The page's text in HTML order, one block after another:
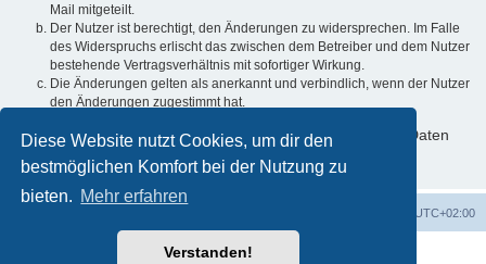
Diese Website nutzt Cookies, um dir den
bestmöglichen Komfort bei der Nutzung zu
bieten. Mehr erfahren
Verstanden!
Mail mitgeteilt.
Der Nutzer ist berechtigt, den Änderungen zu widersprechen. Im Falle
des Widerspruchs erlischt das zwischen dem Betreiber und dem Nutzer
bestehende Vertragsverhältnis mit sofortiger Wirkung.
Die Änderungen gelten als anerkannt und verbindlich, wenn der Nutzer
den Änderungen zugestimmt hat.
Informationen über den Umgang mit deinen persönlichen Daten
sind in der Datenschutzerklärung enthalten.
UTC+02:00
Powered byphpBB® Forum Software © phpBB Limited